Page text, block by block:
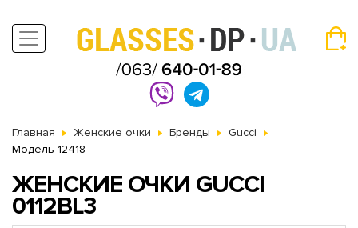
Главная Женские очки Бренды
Gucci
Модель 12418
ЖЕНСКИЕ ОЧКИ GUCCI
0112BL3